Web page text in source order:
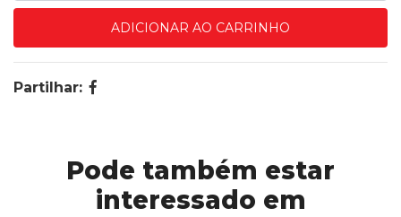
Partilhar:
Pode também estar
interessado em